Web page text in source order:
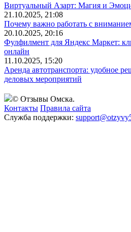
Виртуальный Азарт: Магия и
21.10.2025, 21:08
Почему важно работать с
20.10.2025, 20:16
Фулфилмент для Яндекс Маркет:
онлайн
11.10.2025, 15:20
Аренда автотранспорта: удобное
деловых мероприятий
© Отзывы Омска.
Контакты Правила сайта
Служба поддержки: